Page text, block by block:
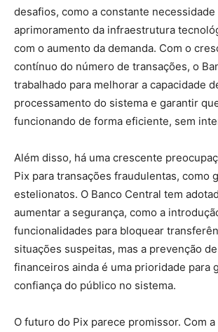
desafios, como a constante necessidade
aprimoramento da infraestrutura
com o aumento da demanda. Com o
contínuo do número de transações, o
trabalhado para melhorar a capacidade
processamento do sistema e garantir
funcionando de forma eficiente, sem
Além disso, há uma crescente
Pix para transações fraudulentas, como
estelionatos. O Banco Central tem
aumentar a segurança, como a
funcionalidades para bloquear
situações suspeitas, mas a prevenção
financeiros ainda é uma prioridade para
confiança do público no sistema.
O futuro do Pix parece promissor. Com a